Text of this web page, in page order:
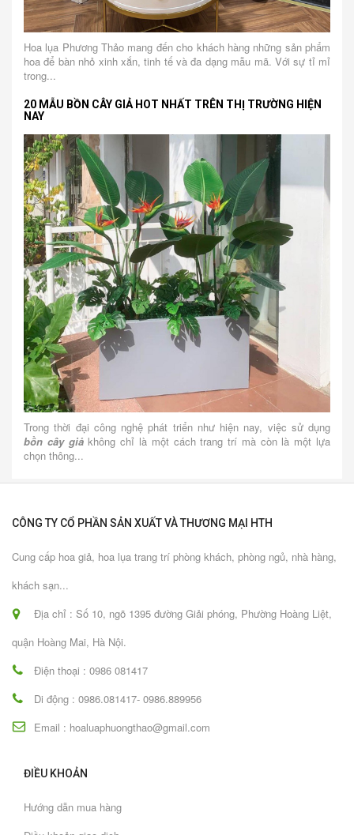
Hoa lụa Phương Thảo mang đến cho khách hàng những sản phẩm
hoa để bàn nhỏ xinh xắn, tinh tế và đa dạng mẫu mã. Với sự tỉ mỉ
trong...
20 MẪU BỒN CÂY GIẢ HOT NHẤT TRÊN THỊ TRƯỜNG HIỆN
NAY
Trong thời đại công nghệ phát triển như hiện nay, việc sử dụng
bồn cây giảkhông chỉ là một cách trang trí mà còn là một lựa
chọn thông...
CÔNG TY CỔ PHẦN SẢN XUẤT VÀ THƯƠNG MẠI HTH
Cung cấp hoa giả, hoa lụa trang trí phòng khách, phòng ngủ, nhà hàng,
khách sạn...
Địa chỉ : Số 10, ngõ 1395 đường Giải phóng, Phường Hoàng Liệt,
quận Hoàng Mai, Hà Nội.
Điện thoại : 0986 081417
Di động : 0986.081417- 0986.889956
Email : hoaluaphuongthao@gmail.com
ĐIỀU KHOẢN
Hướng dẫn mua hàng